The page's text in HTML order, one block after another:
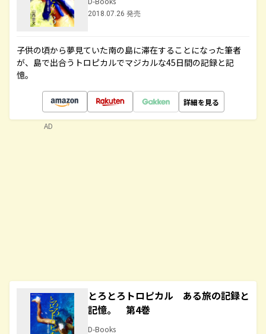
2018.07.26 発売
子供の頃から夢見ていた南の島に滞在することになった筆者
が、島で出合うトロピカルでマジカルな45日間の記録と記
憶。
詳細を見る
とろとろトロピカル ある旅の記録と
記憶。 第4巻
D-Books
AD